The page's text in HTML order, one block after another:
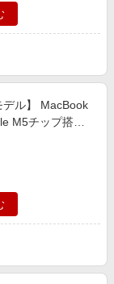
デル】 MacBook
M5チップ搭載
モリ16GB/10コ
スターライト